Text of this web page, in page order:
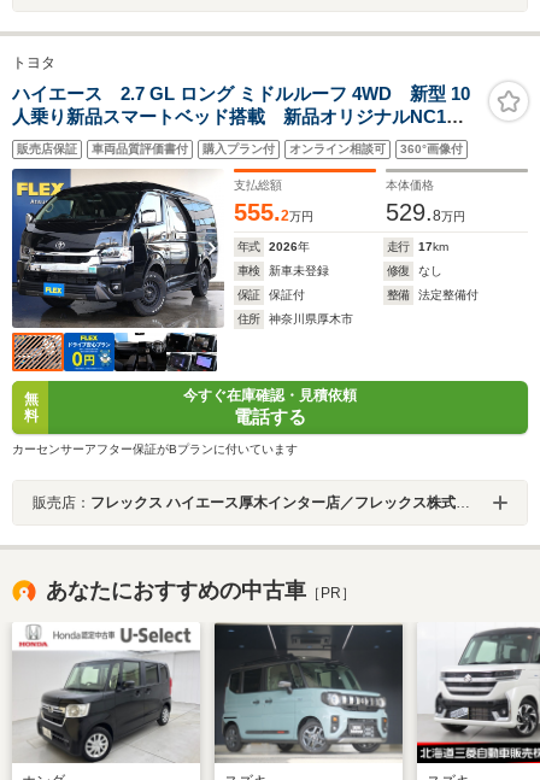
トヨタ
ハイエース 2.7 GL ロング ミドルルーフ 4WD 新型 10
人乗り新品スマートベッド搭載 新品オリジナルNC1ア
ルミホイール 家族 遠征 スポーツ ISOFIX 新品
ダンロップグラントレックタイヤ オフロードカスタム
販売店保証 車両品質評価書付 購入プラン付 オンライン相談可 360°画像付
支払総額
555.2万円
本体価格
529.8万円
年式 2026年 走行 17km
車検
新車未登録 修復
なし
保証
保証付 整備
法定整備付
住所
神奈川県厚木市
無
料
今すぐ在庫確認・見積依頼
電話する
カーセンサーアフター保証がBプランに付いています
販売店： フレックス ハイエース厚木インター店／フレックス株式会社
あなたにおすすめの中古車 ［PR］